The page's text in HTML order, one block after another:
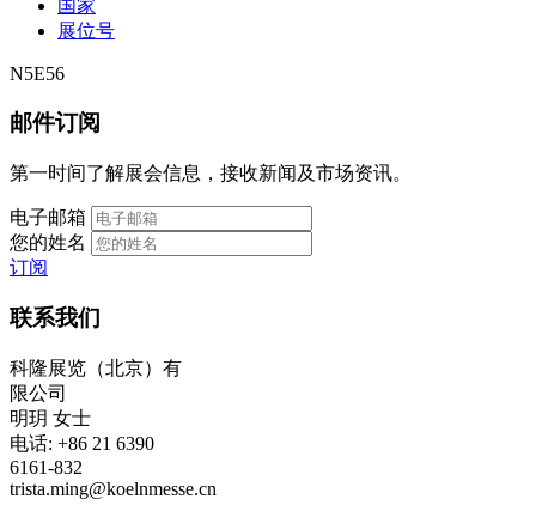
国家
展位号
N5E56
邮件订阅
第一时间了解展会信息，接收新闻及市场资讯。
电子邮箱
您的姓名
订阅
联系我们
科隆展览（北京）有
限公司
明玥 女士
电话: +86 21 6390
6161-832
trista.ming@koelnmesse.cn